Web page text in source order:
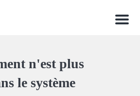
Menu
n'est plus
le système